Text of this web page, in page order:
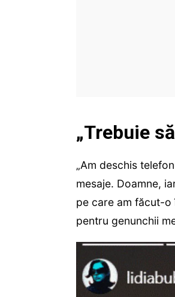
„Trebuie
„Am deschis
mesaje. Doamne,
pe care am făcut-
pentru genunchii